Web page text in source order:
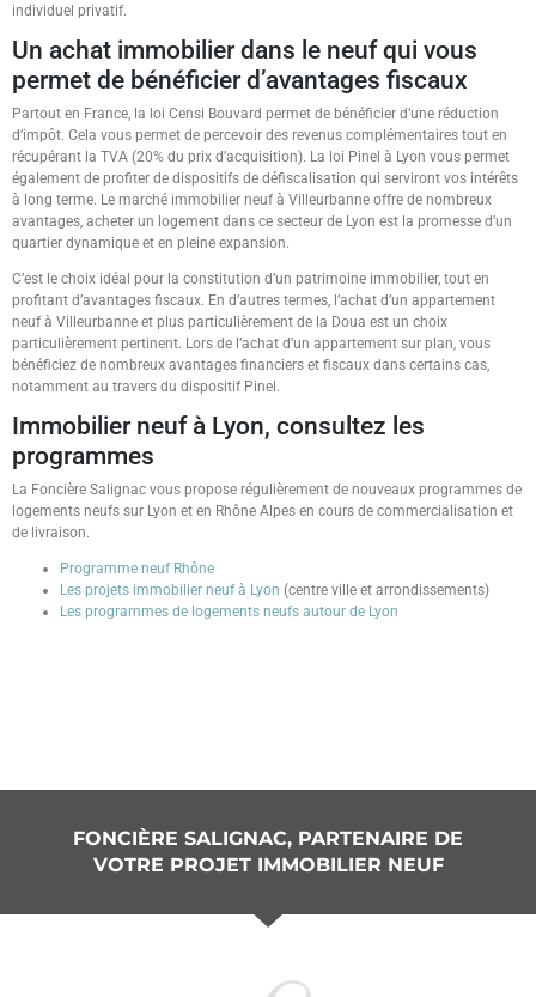
individuel privatif.
Un achat immobilier dans le neuf qui vous
permet de bénéficier d’avantages fiscaux
Partout en France, la loi Censi Bouvard permet de bénéficier d’une réduction
d’impôt. Cela vous permet de percevoir des revenus complémentaires tout en
récupérant la TVA (20% du prix d’acquisition). La loi Pinel à Lyon vous permet
également de profiter de dispositifs de défiscalisation qui serviront vos intérêts
à long terme. Le marché immobilier neuf à Villeurbanne offre de nombreux
avantages, acheter un logement dans ce secteur de Lyon est la promesse d’un
quartier dynamique et en pleine expansion.
C’est le choix idéal pour la constitution d’un patrimoine immobilier, tout en
profitant d’avantages fiscaux. En d’autres termes, l’achat d’un appartement
neuf à Villeurbanne et plus particulièrement de la Doua est un choix
particulièrement pertinent. Lors de l’achat d’un appartement sur plan, vous
bénéficiez de nombreux avantages financiers et fiscaux dans certains cas,
notamment au travers du dispositif Pinel.
Immobilier neuf à Lyon, consultez les
programmes
La Foncière Salignac vous propose régulièrement de nouveaux programmes de
logements neufs sur Lyon et en Rhône Alpes en cours de commercialisation et
de livraison.
Programme neuf Rhône
Les projets immobilier neuf à Lyon (centre ville et arrondissements)
Les programmes de logements neufs autour de Lyon
FONCIÈRE SALIGNAC, PARTENAIRE DE
VOTRE PROJET IMMOBILIER NEUF